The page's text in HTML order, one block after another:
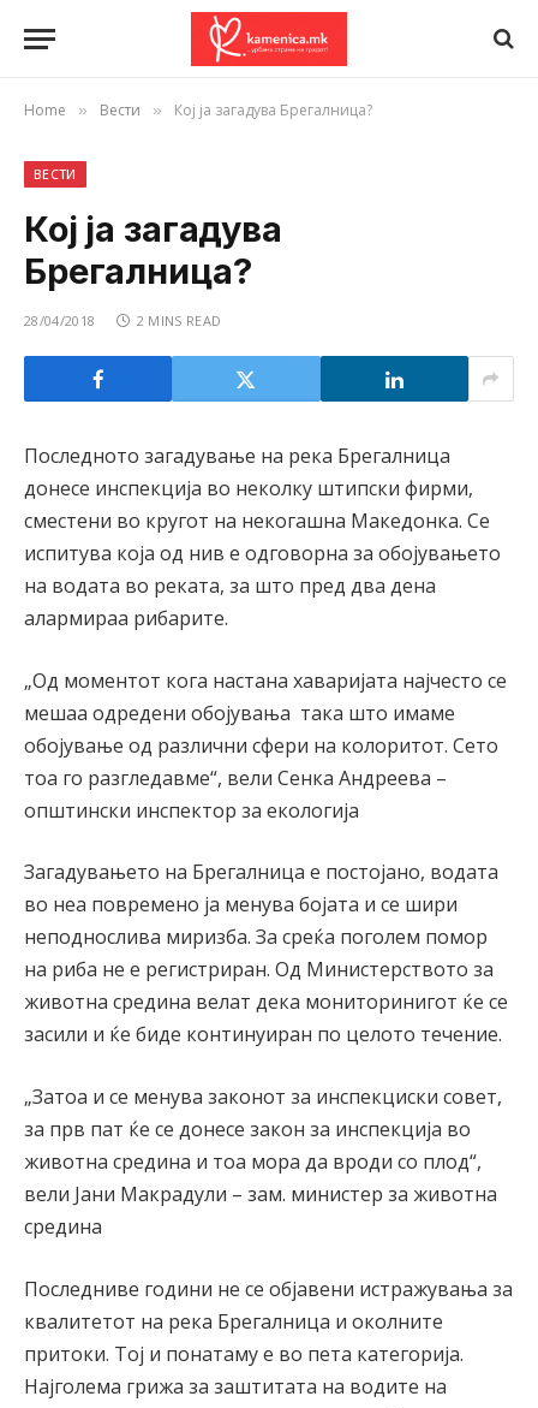
Home » Вести » Кој ја загадува Брегалница?
ВЕСТИ
Кој ја загадува
Брегалница?
28/04/2018 2 MINS READ
Последното загадување на река Брегалница
донесе инспекција во неколку штипски фирми,
сместени во кругот на некогашна Македонка. Се
испитува која од нив е одговорна за обојувањето
на водата во реката, за што пред два дена
алармираа рибарите.
„Од моментот кога настана хаваријата најчесто се
мешаа одредени обојувања така што имаме
обојување од различни сфери на колоритот. Сето
тоа го разгледавме“, вели Сенка Андреева –
општински инспектор за екологија
Загадувањето на Брегалница е постојано, водата
во неа повремено ја менува бојата и се шири
неподнослива миризба. За среќа поголем помор
на риба не е регистриран. Од Министерството за
животна средина велат дека мониторинигот ќе се
засили и ќе биде континуиран по целото течение.
„Затоа и се менува законот за инспекциски совет,
за прв пат ќе се донесе закон за инспекција во
животна средина и тоа мора да вроди со плод“,
вели Јани Макрадули – зам. министер за животна
средина
Последниве години не се објавени истражувања за
квалитетот на река Брегалница и околните
притоки. Тој и понатаму е во пета категорија.
Најголема грижа за заштитата на водите на